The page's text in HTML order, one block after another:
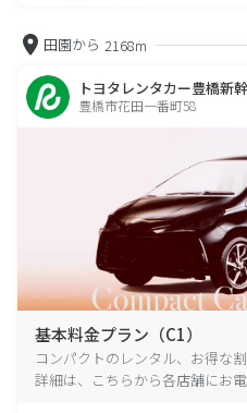
田園から 2168m
トヨタレンタカー豊橋新
豊橋市花田一番町58
基本料金プラン（C1）
コンパクトのレンタル、お得な
詳細は、こちらから各店舗にお電